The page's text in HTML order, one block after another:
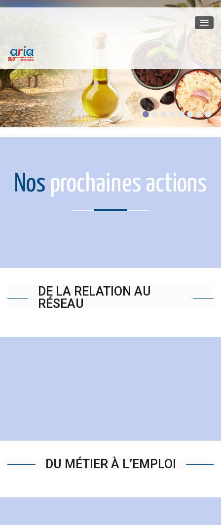
Nos prochaines actions
DE LA RELATION AU
RÉSEAU
DU MÉTIER À L’EMPLOI